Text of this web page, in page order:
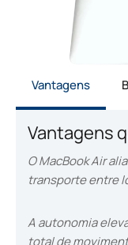
Vantagens
Vantagens
O MacBook Air
transporte entre
A autonomia
total de